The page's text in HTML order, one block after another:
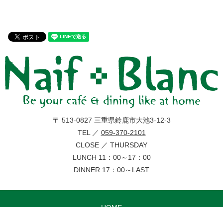
〒 513-0827 三重県鈴鹿市大池3-12-3
TEL ／ 059-370-2101
CLOSE ／ THURSDAY
LUNCH 11：00～17：00
DINNER 17：00～LAST